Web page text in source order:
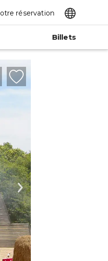
réservation
Billets